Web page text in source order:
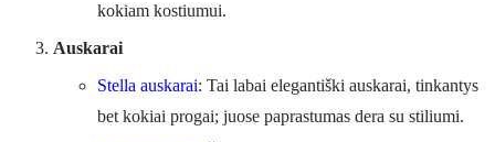
kokiam kostiumui.
Auskarai
Stella auskarai: Tai labai elegantiški auskarai, tinkantys
bet kokiai progai; juose paprastumas dera su stiliumi.